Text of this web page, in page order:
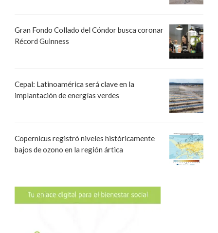
Gran Fondo Collado del Cóndor busca coronar
Récord Guinness
Cepal: Latinoamérica será clave en la
implantación de energías verdes
Copernicus registró niveles históricamente
bajos de ozono en la región ártica